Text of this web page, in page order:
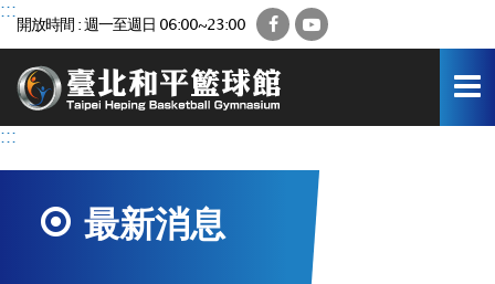
跳
容
:::
開放時間 : 週一至週日 06:00~23:00 FacebookYouTube
:::
最新消息